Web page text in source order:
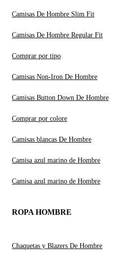
Camisas De Hombre Slim Fit
Camisas De Hombre Regular Fit
Comprar por tipo
Camisas Non-Iron De Hombre
Camisas Button Down De Hombre
Comprar por colore
Camisas blancas De Hombre
Camisa azul marino de Hombre
Camisa azul marino de Hombre
ROPA HOMBRE
Chaquetas y Blazers De Hombre